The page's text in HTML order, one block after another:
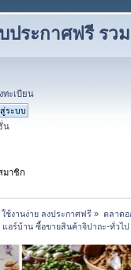
ประกาศฟรี รว
ทะเบียน
น
มาชิก
ช้งานง่าย ลงประกาศฟรี » ตลาดอ
อร์บ้าน ซื้อขายสินค้าจิปาถะ-ทั่วไ